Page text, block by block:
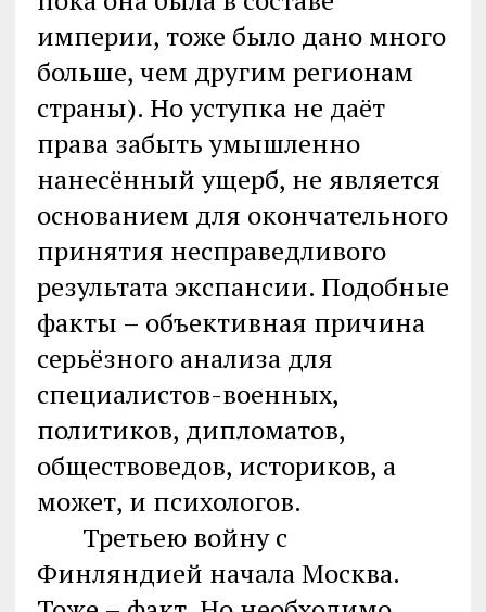
империи, тоже было дано много
больше, чем другим регионам
страны). Но уступка не даёт
права забыть умышленно
нанесённый ущерб, не является
основанием для окончательного
принятия несправедливого
результата экспансии. Подобные
факты – объективная причина
серьёзного анализа для
специалистов-военных,
политиков, дипломатов,
обществоведов, историков, а
может, и психологов.
Третьею войну с
Финляндией начала Москва.